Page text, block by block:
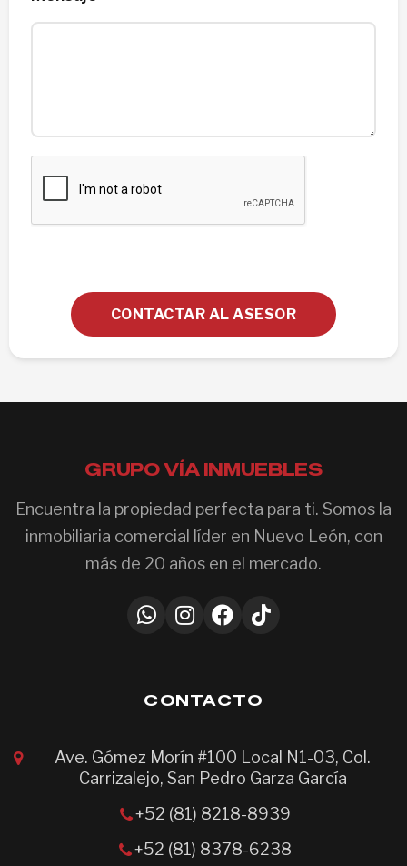
CONTACTAR AL ASESOR
GRUPO VÍA INMUEBLES
Encuentra la propiedad perfecta para ti. Somos la
inmobiliaria comercial líder en Nuevo León, con
más de 20 años en el mercado.
CONTACTO
Ave. Gómez Morín #100 Local N1-03, Col.
Carrizalejo, San Pedro Garza García
+52 (81) 8218-8939
+52 (81) 8378-6238